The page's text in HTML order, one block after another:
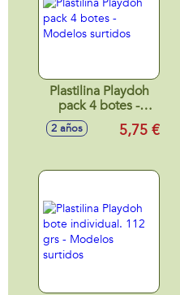
Plastilina Playdoh
pack 4 botes -
Modelos surtidos
2 años 5,75 €